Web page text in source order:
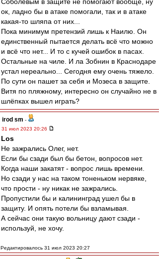
ок, ладно бы в атаке помогали, так и в атаке
какая-то шляпа от них...
Пока минимум претензий лишь к Наилю. Он
единственный пытается делать всё что можно
и всё что нет... И то с кучей ошибок в пасах.
Остальные на чиле. И ла Зобнин в Краснодаре
устал нереально... Сегодня ему очень тяжело.
По сути он пашет за себя и Мозеса в защите.
Витя по пляжному, интересно он случайно не в
шлёпках вышел играть?
irod sm -
31 июл 2023 20:26
Los
Не зажрались Олег, нет.
Если бы сзади был бы бетон, вопросов нет.
Когда наши закатят - вопрос лишь времени.
Но сзади у нас на таком тоненьком нервяке,
что прости - ну никак не зажрались.
Пропустили бы и калининград ушел бы в
защиту. И опять потели бы взламывая.
А сейчас они такую вольницу дают сзади -
используй, не хочу.
Редактировалось 31 июл 2023 20:27